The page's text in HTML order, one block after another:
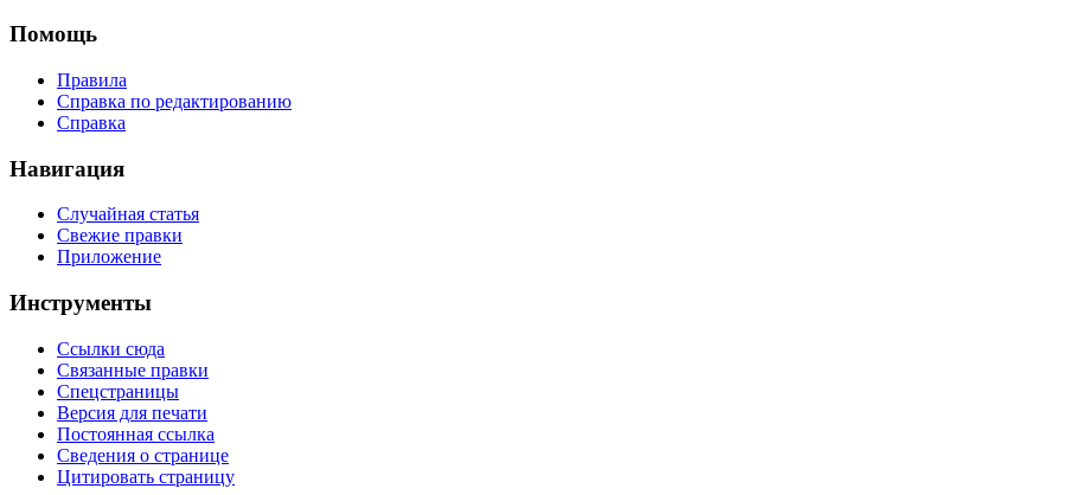
Помощь
Правила
Справка по редактированию
Справка
Навигация
Случайная статья
Свежие правки
Приложение
Инструменты
Ссылки сюда
Связанные правки
Спецстраницы
Версия для печати
Постоянная ссылка
Сведения о странице
Цитировать страницу